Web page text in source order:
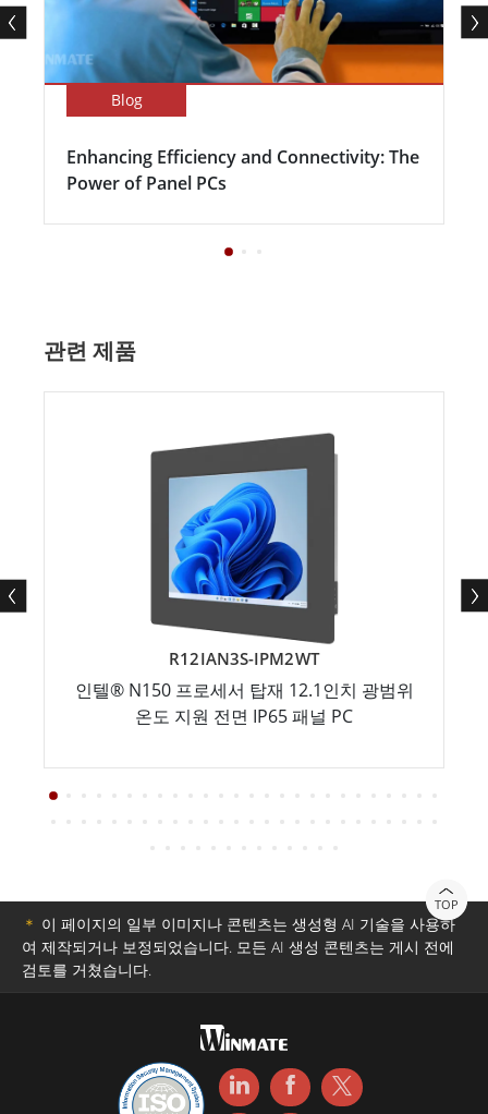
Blog
Enhancing Efficiency and Connectivity: The
Power of Panel PCs
관련 제품
R12IAN3S-IPM2WT
인텔® N150 프로세서 탑재 12.1인치 광범위
온도 지원 전면 IP65 패널 PC
TOP
＊ 이 페이지의 일부 이미지나 콘텐츠는 생성형 AI 기술을 사용하
여 제작되거나 보정되었습니다. 모든 AI 생성 콘텐츠는 게시 전에
검토를 거쳤습니다.